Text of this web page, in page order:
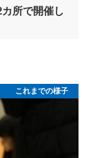
所で開催し
これまでの様子